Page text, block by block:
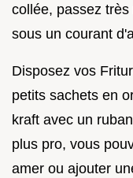
collée, passez
sous un courant
Disposez vos
petits sachets en
kraft avec un
plus pro, vous
amer ou ajouter